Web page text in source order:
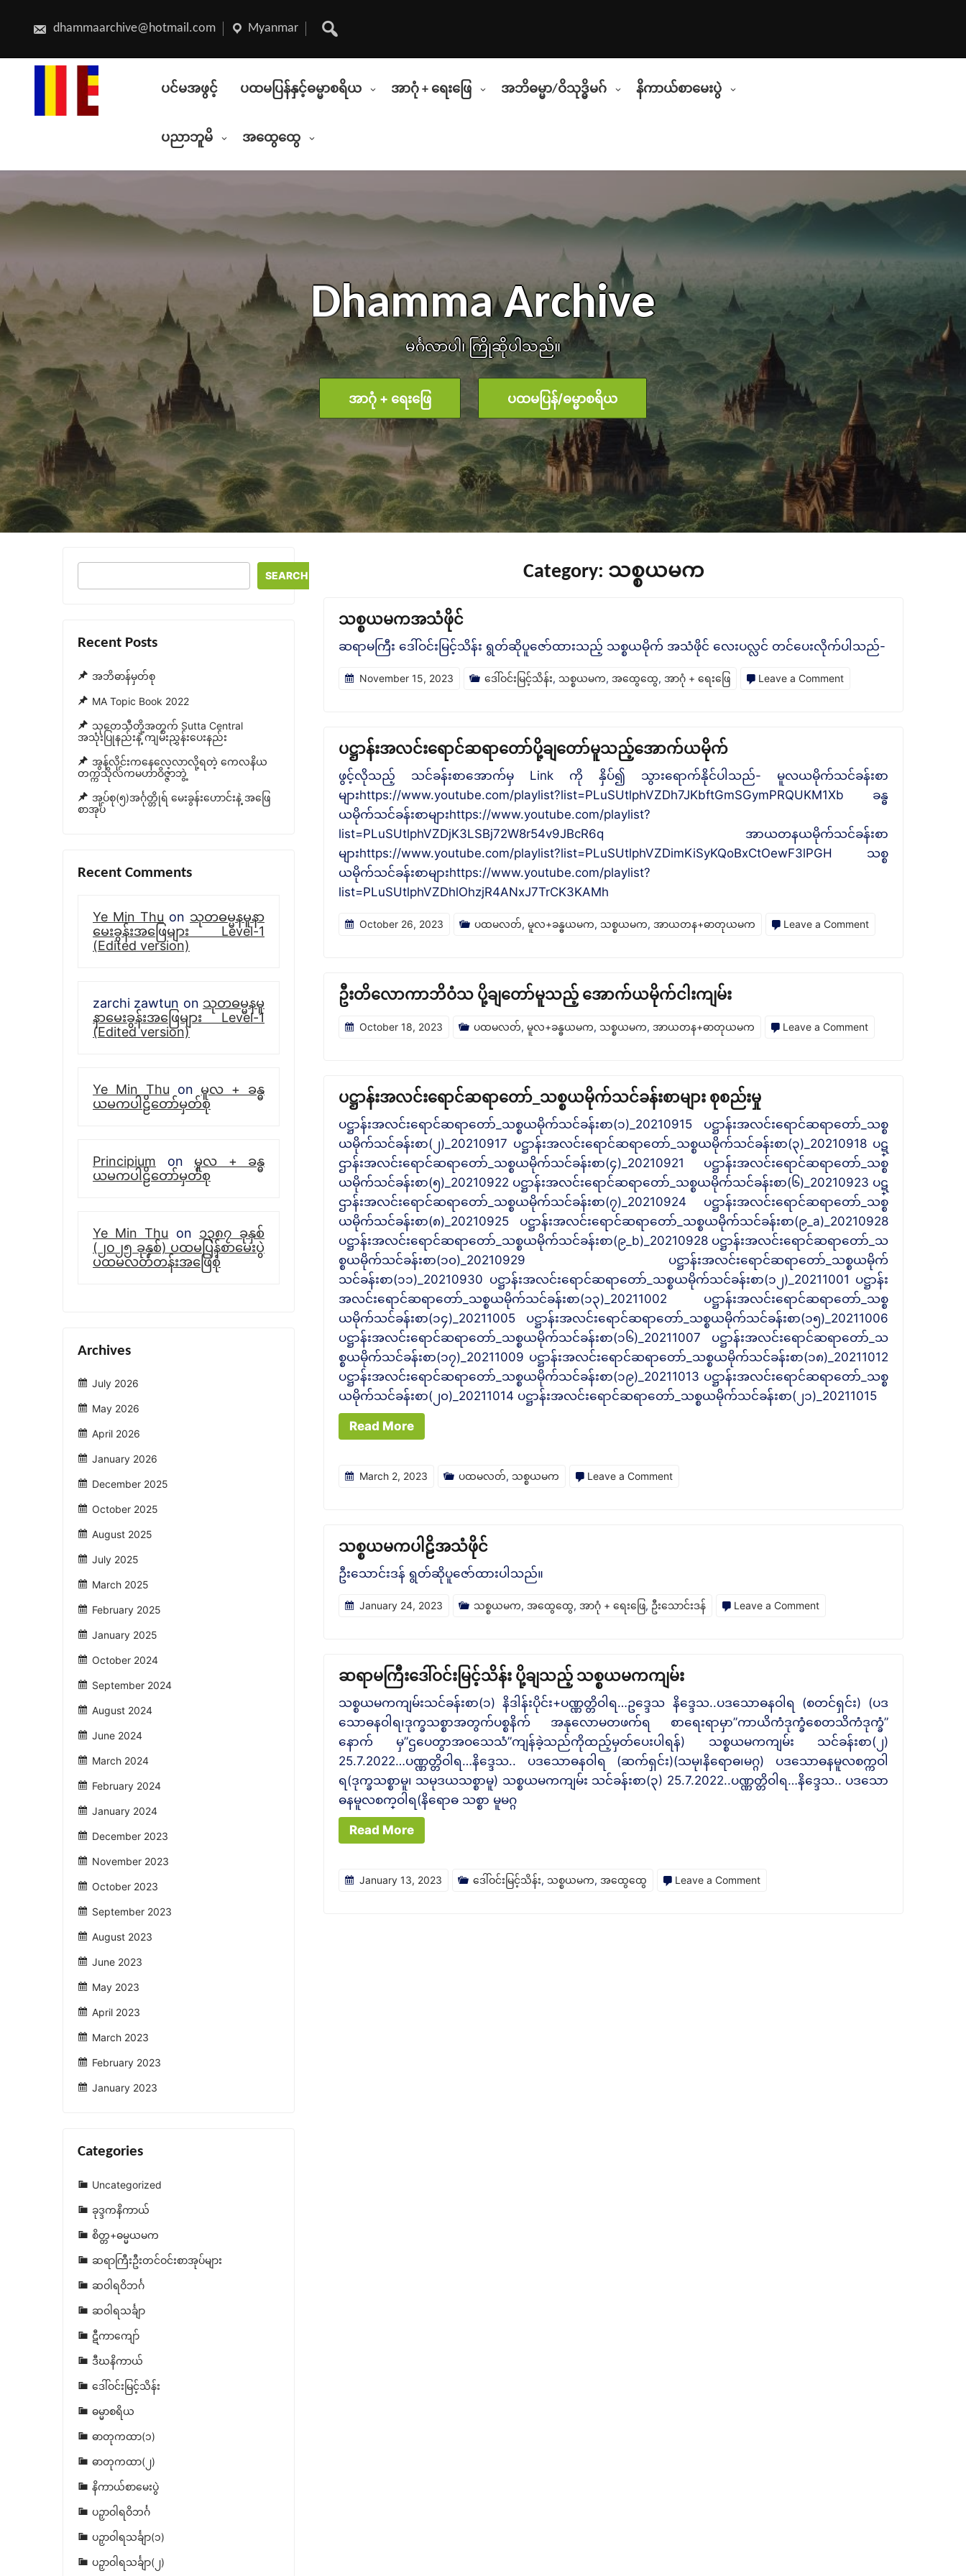
content
dhammaarchive@hotmail.com Myanmar
ပင်မအဖွင့် ပထမပြန်နှင့်ဓမ္မာစရိယ အာဂုံ + ရေးဖြေ အဘိဓမ္မာ/ဝိသုဒ္ဓိမဂ် နိကာယ်စာမေးပွဲ
ပညာဘူမိ အထွေထွေ
Dhamma Archive
မင်္ဂလာပါ၊ ကြိုဆိုပါသည်။
အာဂုံ + ရေးဖြေ ပထမပြန်/ဓမ္မာစရိယ
Category: သစ္စယမက
သစ္စယမကအသံဖိုင်
ဆရာမကြီး ‌ဒေါ်ဝင်းမြင့်သိန်း ရွတ်ဆိုပူဇော်ထားသည့် သစ္စယမိုက် အသံဖိုင် လေးပလ္လင် တင်ပေးလိုက်ပါသည်-
November 15, 2023 ဒေါ်ဝင်းမြင့်သိန်း, သစ္စယမက, အထွေထွေ, အာဂုံ + ရေးဖြေ Leave a Commenton
ပဋ္ဌာန်းအလင်းရောင်ဆရာတော်ပို့ချတော်မူသည့်အောက်ယမိုက်
ဖွင့်လိုသည့် သင်ခန်းစာအောက်မှ Link ကို နှိပ်၍ သွားရောက်နိုင်ပါသည်- မူလယမိုက်သင်ခန်းစာ
များhttps://www.youtube.com/playlist?list=PLuSUtlphVZDh7JKbftGmSGymPRQUKM1Xb ခန္ဓ
ယမိုက်သင်ခန်းစာများhttps://www.youtube.com/playlist?
list=PLuSUtlphVZDjK3LSBj72W8r54v9JBcR6q အာယတနယမိုက်သင်ခန်းစာ
များhttps://www.youtube.com/playlist?list=PLuSUtlphVZDimKiSyKQoBxCtOewF3lPGH သစ္စ
ယမိုက်သင်ခန်းစာများhttps://www.youtube.com/playlist?
list=PLuSUtlphVZDhlOhzjR4ANxJ7TrCK3KAMh
October 26, 2023 ပထမလတ်, မူလ+ခန္ဓယမက, သစ္စယမက, အာယတန+ဓာတုယမက Leave a Commenton
သည့်
အောက်
ယမိုက်
ဦးတိလောကာဘိဝံသ ပို့ချတော်မူသည့် အောက်ယမိုက်ငါးကျမ်း
October 18, 2023 ပထမလတ်, မူလ+ခန္ဓယမက, သစ္စယမက, အာယတန+ဓာတုယမက Leave a Commenton
ဝံသ
ပို့ချ
တော်
မူ
သည့်
အောက်
ယမိုက်
ငါး
ပဋ္ဌာန်းအလင်းရောင်ဆရာတော်_သစ္စယမိုက်သင်ခန်းစာများ စုစည်းမှု
ပဋ္ဌာန်းအလင်းရောင်ဆရာတော်_သစ္စယမိုက်သင်ခန်းစာ(၁)_20210915 ပဋ္ဌာန်းအလင်းရောင်ဆရာတော်_သစ္စ
ယမိုက်သင်ခန်းစာ(၂)_20210917 ပဋ္ဌာန်းအလင်းရောင်ဆရာတော်_သစ္စယမိုက်သင်ခန်းစာ(၃)_20210918 ပဋ္
ဌာန်းအလင်းရောင်ဆရာတော်_သစ္စယမိုက်သင်ခန်းစာ(၄)_20210921 ပဋ္ဌာန်းအလင်းရောင်ဆရာတော်_သစ္စ
ယမိုက်သင်ခန်းစာ(၅)_20210922 ပဋ္ဌာန်းအလင်းရောင်ဆရာတော်_သစ္စယမိုက်သင်ခန်းစာ(၆)_20210923 ပဋ္
ဌာန်းအလင်းရောင်ဆရာတော်_သစ္စယမိုက်သင်ခန်းစာ(၇)_20210924 ပဋ္ဌာန်းအလင်းရောင်ဆရာတော်_သစ္စ
ယမိုက်သင်ခန်းစာ(၈)_20210925 ပဋ္ဌာန်းအလင်းရောင်ဆရာတော်_သစ္စယမိုက်သင်ခန်းစာ(၉_a)_20210928
ပဋ္ဌာန်းအလင်းရောင်ဆရာတော်_သစ္စယမိုက်သင်ခန်းစာ(၉_b)_20210928 ပဋ္ဌာန်းအလင်းရောင်ဆရာတော်_သ
စ္စယမိုက်သင်ခန်းစာ(၁၀)_20210929 ပဋ္ဌာန်းအလင်းရောင်ဆရာတော်_သစ္စယမိုက်
သင်ခန်းစာ(၁၁)_20210930 ပဋ္ဌာန်းအလင်းရောင်ဆရာတော်_သစ္စယမိုက်သင်ခန်းစာ(၁၂)_20211001 ပဋ္ဌာန်း
အလင်းရောင်ဆရာတော်_သစ္စယမိုက်သင်ခန်းစာ(၁၃)_20211002 ပဋ္ဌာန်းအလင်းရောင်ဆရာတော်_သစ္စ
ယမိုက်သင်ခန်းစာ(၁၄)_20211005 ပဋ္ဌာန်းအလင်းရောင်ဆရာတော်_သစ္စယမိုက်သင်ခန်းစာ(၁၅)_20211006
ပဋ္ဌာန်းအလင်းရောင်ဆရာတော်_သစ္စယမိုက်သင်ခန်းစာ(၁၆)_20211007 ပဋ္ဌာန်းအလင်းရောင်ဆရာတော်_သ
စ္စယမိုက်သင်ခန်းစာ(၁၇)_20211009 ပဋ္ဌာန်းအလင်းရောင်ဆရာတော်_သစ္စယမိုက်သင်ခန်းစာ(၁၈)_20211012
ပဋ္ဌာန်းအလင်းရောင်ဆရာတော်_သစ္စယမိုက်သင်ခန်းစာ(၁၉)_20211013 ပဋ္ဌာန်းအလင်းရောင်ဆရာတော်_သစ္စ
ယမိုက်သင်ခန်းစာ(၂၀)_20211014 ပဋ္ဌာန်းအလင်းရောင်ဆရာတော်_သစ္စယမိုက်သင်ခန်းစာ(၂၁)_20211015
Read More
March 2, 2023 ပထမလတ်, သစ္စယမက Leave a Commenton
ဆရာတော်_သ
ယမိုက်
များ
စုစည်း
မှု
သစ္စယမကပါဠိအသံဖိုင်
ဦးသောင်းဒန် ရွတ်ဆိုပူဇော်ထားပါသည်။
January 24, 2023 သစ္စယမက, အထွေထွေ, အာဂုံ + ရေးဖြေ, ဦးသောင်းဒန် Leave a Commenton
အသံ
ဆရာမကြီးဒေါ်ဝင်းမြင့်သိန်း ပို့ချသည့် သစ္စယမကကျမ်း
သစ္စယမကကျမ်းသင်ခန်းစာ(၁) နိဒါန်းပိုင်း+ပဏ္ဏတ္တိဝါရ…ဥဒ္ဒေသ နိဒ္ဒေသ..ပဒသောဓနဝါရ (စတင်ရှင်း) (ပဒ
သောဓနဝါရ၊ဒုက္ခသစ္စာအတွက်ပစ္စနိက် အနုလောမတဖက်ရ စာရေးရာမှာ”ကာယိကံဒုက္ခံစေတသိကံဒုက္ခံ”
နောက် မှ”ဌပေတွာအဝသေသံ”ကျန်ခဲ့သည်ကိုထည့်မှတ်ပေးပါရန်) သစ္စယမကကျမ်း သင်ခန်းစာ(၂)
25.7.2022…ပဏ္ဏတ္တိဝါရ…နိဒ္ဒေသ.. ပဒသောဓနဝါရ (ဆက်ရှင်း)(သမု၊နိရောဓ၊မဂ္ဂ) ပဒ‌သောဓနမူလစက္ကဝါ
ရ(ဒုက္ခသစ္စာမူ၊ သမုဒယသစ္စာမူ) သစ္စယမကကျမ်း သင်ခန်းစာ(၃) 25.7.2022..ပဏ္ဏတ္တိဝါရ…နိဒ္ဒေသ.. ပဒ‌သော
ဓနမူလစက္ဝါရ(နိရောဓ သစ္စာ မူမဂ္ဂ
Read More
January 13, 2023 ဒေါ်ဝင်းမြင့်သိန်း, သစ္စယမက, အထွေထွေ Leave a Commenton
SEARCH
Recent Posts
အဘိဓာန်မှတ်စု
MA Topic Book 2022
သုတေသီတို့အတွက် Sutta Central
အသုံးပြုနည်းနဲ့ ကျမ်းညွှန်းပေးနည်း
အွန်လိုင်းကနေလေ့လာလို့ရတဲ့ ကေလနိယ
တက္ကသိုလ်ကမဟာဝိဇ္ဇာဘွဲ့
အုပ်စု(၅)အင်္ဂုတ္တိုရ် မေးခွန်းဟောင်းနဲ့ အဖြေ
စာအုပ်
Recent Comments
Ye Min Thu on သုတဓမ္မနမူနာ
မေးခွန်းအဖြေများ Level-1
(Edited version)
zarchi zawtun on သုတဓမ္မနမူ
နာမေးခွန်းအဖြေများ Level-1
(Edited version)
Ye Min Thu on မူလ + ခန္ဓ
ယမကပါဠိတော်မှတ်စု
Principium on မူလ + ခန္ဓ
ယမကပါဠိတော်မှတ်စု
Ye Min Thu on ၁၃၈၇ ခုနှစ်
(၂၀၂၅ ခုနှစ်) ပထမပြန်စာမေးပွဲ
ပထမလတ်တန်းအဖြေစုံ
Archives
July 2026
May 2026
April 2026
January 2026
December 2025
October 2025
August 2025
July 2025
March 2025
February 2025
January 2025
October 2024
September 2024
August 2024
June 2024
March 2024
February 2024
January 2024
December 2023
November 2023
October 2023
September 2023
August 2023
June 2023
May 2023
April 2023
March 2023
February 2023
January 2023
Categories
Uncategorized
ခုဒ္ဒကနိကာယ်
စိတ္တ+ဓမ္မယမက
ဆရာကြီးဦးတင်ဝင်းစာအုပ်များ
ဆဝါရဝိဘင်္ဂ
ဆဝါရသင်္ချာ
ဋီကာကျော်
ဒီဃနိကာယ်
ဒေါ်ဝင်းမြင့်သိန်း
ဓမ္မာစရိယ
ဓာတုကထာ(၁)
ဓာတုကထာ(၂)
နိကာယ်စာမေးပွဲ
ပဉှာဝါရဝိဘင်္ဂ
ပဉှာဝါရသင်္ချာ(၁)
ပဉှာဝါရသင်္ချာ(၂)